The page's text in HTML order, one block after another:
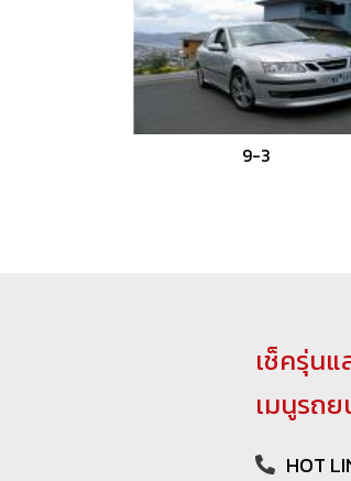
9-3
เช็ครุ่น
เมนูรถ
HOT